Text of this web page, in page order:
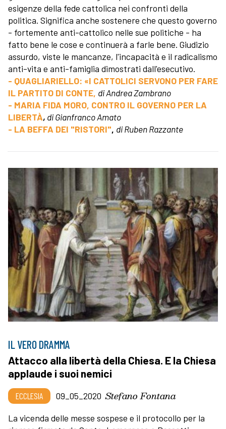
esigenze della fede cattolica nei confronti della
politica. Significa anche sostenere che questo governo
- fortemente anti-cattolico nelle sue politiche - ha
fatto bene le cose e continuerà a farle bene. Giudizio
assurdo, viste le mancanze, l'incapacità e il radicalismo
anti-vita e anti-famiglia dimostrati dall'esecutivo.
- QUAGLIARIELLO: «I CATTOLICI SERVONO PER FARE
IL PARTITO DI CONTE, di Andrea Zambrano
- MARIA FIDA MORO, CONTRO IL GOVERNO PER LA
LIBERTÀ, di Gianfranco Amato
- LA BEFFA DEI "RISTORI", di Ruben Razzante
IL VERO DRAMMA
Attacco alla libertà della Chiesa. E la Chiesa
applaude i suoi nemici
ECCLESIA 09_05_2020 Stefano Fontana
La vicenda delle messe sospese e il protocollo per la